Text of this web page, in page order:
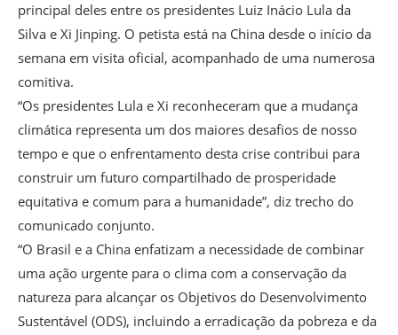
principal deles entre os presidentes Luiz Inácio Lula da
Silva e Xi Jinping. O petista está na China desde o início da
semana em visita oficial, acompanhado de uma numerosa
comitiva.
“Os presidentes Lula e Xi reconheceram que a mudança
climática representa um dos maiores desafios de nosso
tempo e que o enfrentamento desta crise contribui para
construir um futuro compartilhado de prosperidade
equitativa e comum para a humanidade”, diz trecho do
comunicado conjunto.
“O Brasil e a China enfatizam a necessidade de combinar
uma ação urgente para o clima com a conservação da
natureza para alcançar os Objetivos do Desenvolvimento
Sustentável (ODS), incluindo a erradicação da pobreza e da